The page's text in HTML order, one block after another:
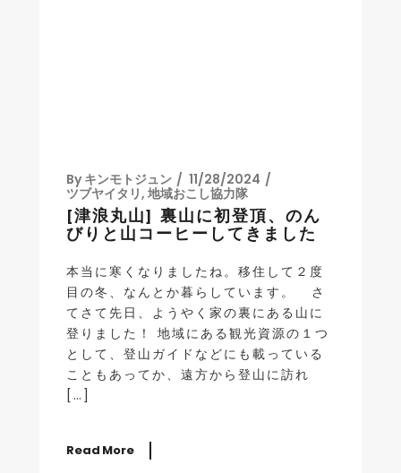
By キンモトジュン
11/28/2024
ツブヤイタリ, 地域おこし協力隊
[津浪丸山] 裏山に初登頂、のん
びりと山コーヒーしてきました
本当に寒くなりましたね。移住して２度
目の冬、なんとか暮らしています。 さ
てさて先日、ようやく家の裏にある山に
登りました！ 地域にある観光資源の１つ
として、登山ガイドなどにも載っている
こともあってか、遠方から登山に訪れ
[…]
Read More